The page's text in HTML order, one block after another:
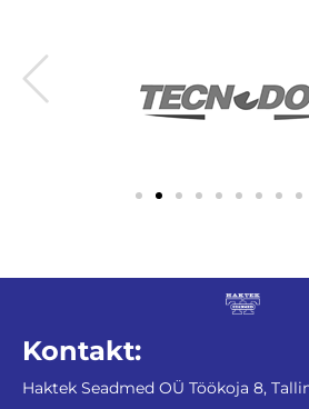
Kontakt:
Haktek Seadmed OÜ Töökoja 8,